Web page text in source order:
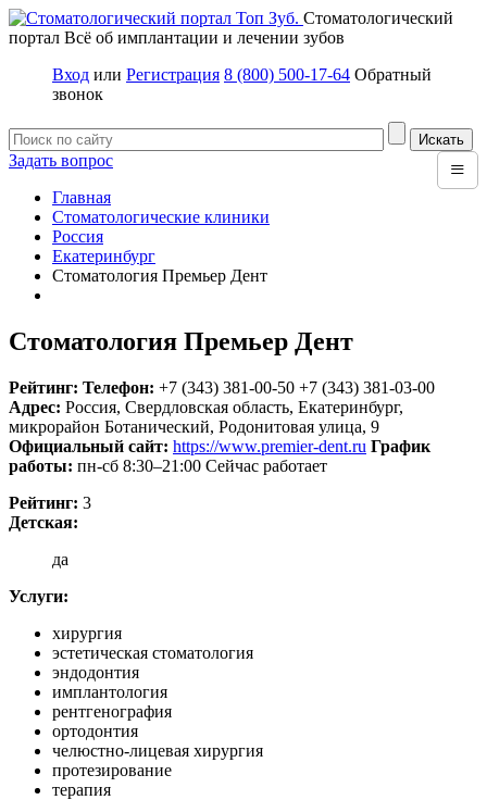
Стоматологический
портал Всё об имплантации и лечении зубов
Вход или Регистрация 8 (800) 500-17-64 Обратный
звонок
Задать вопрос ≡
Главная
Стоматологические клиники
Россия
Екатеринбург
Стоматология Премьер Дент
Стоматология Премьер Дент
Рейтинг: Телефон: +7 (343) 381-00-50 +7 (343) 381-03-00
Адрес: Россия, Свердловская область, Екатеринбург,
микрорайон Ботанический, Родонитовая улица, 9
Официальный сайт: https://www.premier-dent.ru График
работы: пн-сб 8:30–21:00 Сейчас работает
Рейтинг: 3
Детская:
да
Услуги:
хирургия
эстетическая стоматология
эндодонтия
имплантология
рентгенография
ортодонтия
челюстно-лицевая хирургия
протезирование
терапия